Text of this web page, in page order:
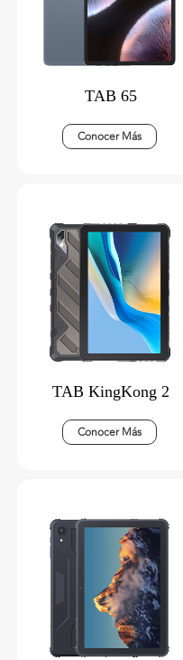
TAB 65
Conocer Más
TAB KingKong 2
Conocer Más